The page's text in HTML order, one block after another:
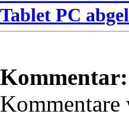
Tablet PC
Kommentar: